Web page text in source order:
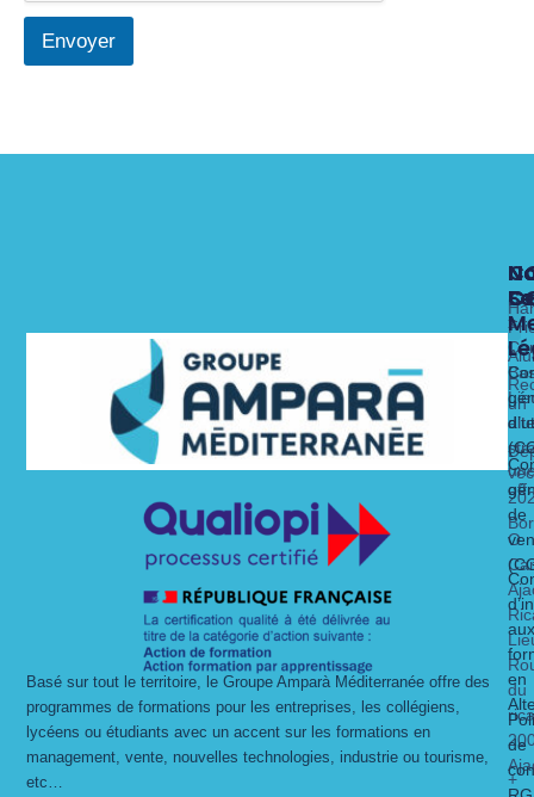
Envoyer
Basé sur tout le territoire, le Groupe Amparà Méditerranée offre des
programmes de formations pour les entreprises, les collégiens,
lycéens ou étudiants avec un accent sur les formations en
management, vente, nouvelles technologies, industrie ou tourisme,
etc…
un
x
dit
O
du
+
de
aux
en
de